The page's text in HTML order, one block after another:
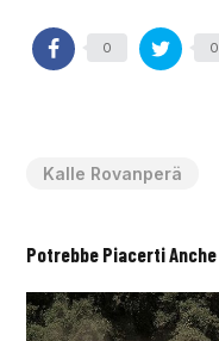
0 0
Kalle Rovanperä
Potrebbe Piacerti Anche